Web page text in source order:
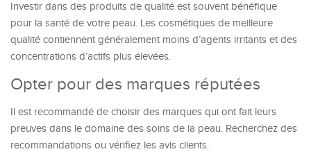
Investir dans des produits de qualité est souvent bénéfique
pour la santé de votre peau. Les cosmétiques de meilleure
qualité contiennent généralement moins d’agents irritants et des
concentrations d’actifs plus élevées.
Opter pour des marques réputées
Il est recommandé de choisir des marques qui ont fait leurs
preuves dans le domaine des soins de la peau. Recherchez des
recommandations ou vérifiez les avis clients.